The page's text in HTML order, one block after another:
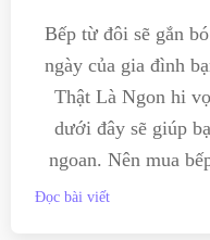
Bếp từ đôi sẽ gắn
ngày của gia đình
Thật Là Ngon hi
dưới đây sẽ giúp
ngoan. Nên mua
Đọc bài viết